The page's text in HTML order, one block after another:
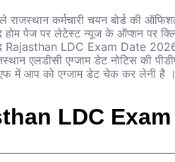
राजस्थान कर्मचारी चयन बोर्ड की
होम पेज पर लेटेस्ट न्यूज के ऑप्शन पर
Rajasthan LDC Exam Date
एलडीसी एग्जाम डेट नोटिस की
में आप को एग्जाम डेट चेक कर लेनी है ।
LDC